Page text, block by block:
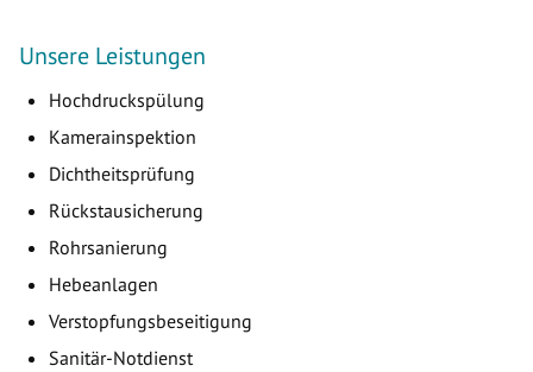
Unsere Leistungen
Hochdruckspülung
Kamerainspektion
Dichtheitsprüfung
Rückstausicherung
Rohrsanierung
Hebeanlagen
Verstopfungsbeseitigung
Sanitär-Notdienst